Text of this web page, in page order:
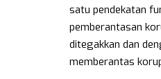
satu pendekatan
pemberantasan
ditegakkan dan
memberantas